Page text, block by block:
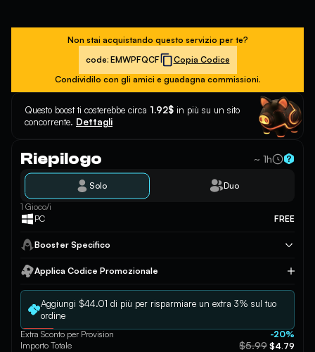
Non stai acquistando questo servizio per te?
code: EMWPFQCF
Copia Codice
Condividilo con gli amici e guadagna commissioni.
Questo boost ti costerebbe circa 1.92$ in più su un sito
concorrente. Dettagli
Riepilogo ~ 1h
Solo Duo
1 Gioco/i
PC
FREE
Booster Specifico
Applica Codice Promozionale
Applica
Aggiungi $44.01 di più per risparmiare un extra 3% sul tuo
ordine
Extra Sconto per Provision
-20%
Importo Totale
$5.99 $4.79